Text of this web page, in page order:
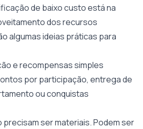
de baixo custo está na
dos recursos
algumas ideias práticas para
e recompensas simples
por participação, entrega de
ou conquistas
ser materiais. Podem ser